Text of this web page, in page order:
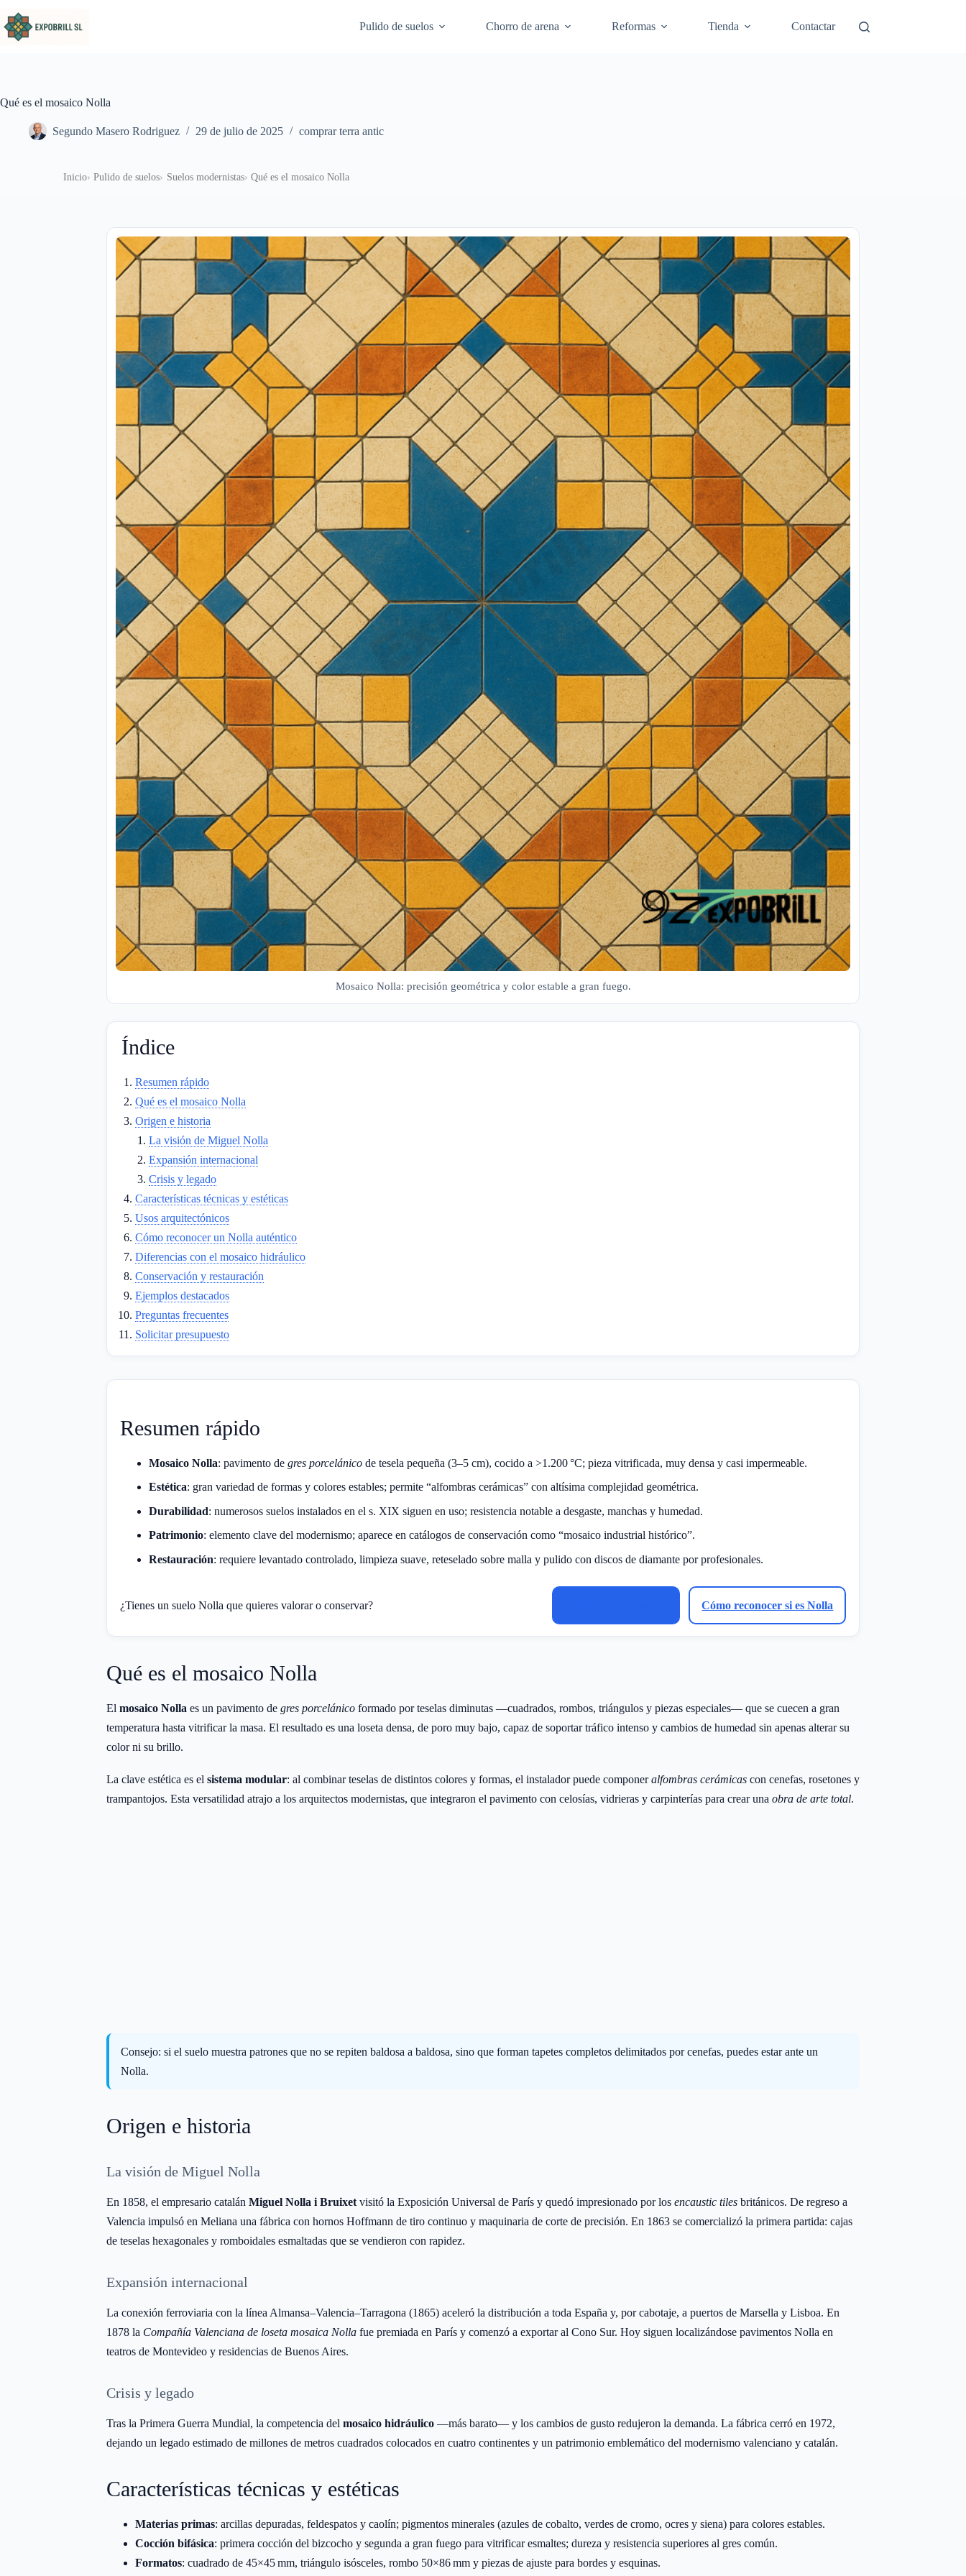
Pulido de suelos
Chorro de arena Reformas Tienda Contactar
Qué es el mosaico Nolla
Segundo Masero Rodriguez 29 de julio de 2025 comprar terra antic
Inicio Pulido de suelos Suelos modernistas Qué es el mosaico Nolla
Mosaico Nolla: precisión geométrica y color estable a gran fuego.
Índice
Resumen rápido
Qué es el mosaico Nolla
Origen e historia
La visión de Miguel Nolla
Expansión internacional
Crisis y legado
Características técnicas y estéticas
Usos arquitectónicos
Cómo reconocer un Nolla auténtico
Diferencias con el mosaico hidráulico
Conservación y restauración
Ejemplos destacados
Preguntas frecuentes
Solicitar presupuesto
Resumen rápido
Mosaico Nolla: pavimento de gres porcelánicode tesela pequeña (3–5 cm), cocido a >1.200 °C; pieza vitrificada, muy densa y casi impermeable.
Estética: gran variedad de formas y colores estables; permite “alfombras cerámicas” con altísima complejidad geométrica.
Durabilidad: numerosos suelos instalados en el s. XIX siguen en uso; resistencia notable a desgaste, manchas y humedad.
Patrimonio: elemento clave del modernismo; aparece en catálogos de conservación como “mosaico industrial histórico”.
Restauración: requiere levantado controlado, limpieza suave, reteselado sobre malla y pulido con discos de diamante por profesionales.
¿Tienes un suelo Nolla que quieres valorar o conservar? Cómo reconocer si es Nolla
Qué es el mosaico Nolla
El mosaico Nolla es un pavimento de gres porcelánico formado por teselas diminutas —cuadrados, rombos, triángulos y piezas especiales— que se cuecen a gran
temperatura hasta vitrificar la masa. El resultado es una loseta densa, de poro muy bajo, capaz de soportar tráfico intenso y cambios de humedad sin apenas alterar su
color ni su brillo.
La clave estética es el sistema modular: al combinar teselas de distintos colores y formas, el instalador puede componeralfombras cerámicas con cenefas, rosetones y
trampantojos. Esta versatilidad atrajo a los arquitectos modernistas, que integraron el pavimento con celosías, vidrieras y carpinterías para crear una obra de arte total.
Consejo: si el suelo muestra patrones que no se repiten baldosa a baldosa, sino que forman tapetes completos delimitados por cenefas, puedes estar ante un
Nolla.
Origen e historia
La visión de Miguel Nolla
En 1858, el empresario catalán Miguel Nolla i Bruixet visitó la Exposición Universal de París y quedó impresionado por los encaustic tiles británicos. De regreso a
Valencia impulsó en Meliana una fábrica con hornos Hoffmann de tiro continuo y maquinaria de corte de precisión. En 1863 se comercializó la primera partida: cajas
de teselas hexagonales y romboidales esmaltadas que se vendieron con rapidez.
Expansión internacional
La conexión ferroviaria con la línea Almansa–Valencia–Tarragona (1865) aceleró la distribución a toda España y, por cabotaje, a puertos de Marsella y Lisboa. En
1878 la Compañía Valenciana de loseta mosaica Nolla fue premiada en París y comenzó a exportar al Cono Sur. Hoy siguen localizándose pavimentos Nolla en
teatros de Montevideo y residencias de Buenos Aires.
Crisis y legado
Tras la Primera Guerra Mundial, la competencia del mosaico hidráulico —más barato— y los cambios de gusto redujeron la demanda. La fábrica cerró en 1972,
dejando un legado estimado de millones de metros cuadrados colocados en cuatro continentes y un patrimonio emblemático del modernismo valenciano y catalán.
Características técnicas y estéticas
Materias primas: arcillas depuradas, feldespatos y caolín; pigmentos minerales (azules de cobalto, verdes de cromo, ocres y siena) para colores estables.
Cocción bifásica: primera cocción del bizcocho y segunda a gran fuego para vitrificar esmaltes; dureza y resistencia superiores al gres común.
Formatos: cuadrado de 45×45 mm, triángulo isósceles, rombo 50×86 mm y piezas de ajuste para bordes y esquinas.